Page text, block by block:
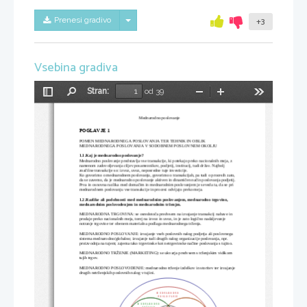
Prenesi gradivo Skrij/prikaži meni +3
Vsebina gradiva
Preklopi
Stran:
od 39
Pomanjšaj
Mednarodno poslovanje
POGLAVJE 1
POMEN MEDNARODNEGA POSLOVANJA TER TEHNIK IN OBLIK
MEDNARODNEGA POSLOVANJA V SODOBNEM POSLOVNEM OKOLJU
1.1.Kaj je mednarodno poslovanje?
Mednarodno poslovanje predstavlja vse transakcije, ki potekajo preko nacionalnih meja, z
namenom zadovoljevanja ciljev posameznikov, podjetij, institucij, tudi držav. Najbolj
značilne transakcije so: izvoz, uvoz, neposredne tuje investicije.
Ko govorimo o mednarodnem poslovanju, govorimo o transakcijah, pa tudi o procesih zato,
da se zavemo, da je mednarodno poslovanje aktiven in dinamičen način poslovanja podjetij.
Prva in osnovna razlika med domačim in mednarodnim poslovanjem je seveda ta, da se pri
mednarodnem poslovanju vse transakcije in procesi odvijajo preko meja.
1.2.Razlike ali podobnosti med mednarodnim poslovanjem, mednarodno trgovino,
mednarodnim poslovodenjem in mednarodnim trženjm.
MEDNARODNA TRGOVINA: se osredotoča predvsem na izvajanje transakcij nabave in
prodaje preko nacionalnih meja, torej na izvoz in uvoz, in je zato logično nadaljevanje
notranje trgovine ter obenem materialna podlaga mednarodnega trženja.
MEDNARODNO POSLOVANJE: izvajanje vseh poslovnih nalog podjetja ali poslovnega
sistema mednarodno/globalno; izvajanje tudi drugih nalog organizacije poslovanja, npr.
proizvodnja na tujem; zajema tako trgovinske kot netrgovinske načine poslovanja s tujino.
MEDNARODNO TRŽENJE (MARKETING): se ukvarja predvsem s trženjskim vidikom
tujih trgov.
MEDNARODNO POSLOVODENJE: mednarodno trženje izdelkov in storitev ter izvajanje
drugih netrženjskih poslovnih nalog v tujini.
M    E   D   N   A  R   O   D   N   O
P   O   S  L   O   V  A  N   J  E
M    E   D   N   A  R   O   D   N   O